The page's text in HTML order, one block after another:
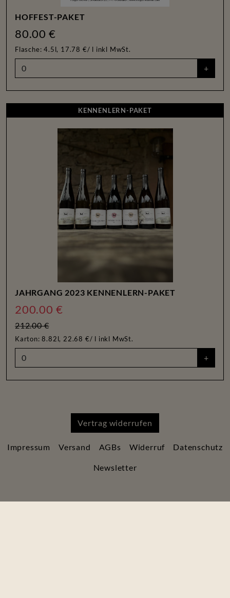
HOFFEST-PAKET
80.00 €
Flasche: 4.5l, 17.78 €/ l inkl MwSt.
+
KENNENLERN-PAKETKENNENLERN-PAKET
JAHRGANG 2023 KENNENLERN-PAKET
200.00 €
212.00 €
Karton: 8.82l, 22.68 €/ l inkl MwSt.
+
Vertrag widerrufen
Impressum Versand AGBs Widerruf Datenschutz
Newsletter